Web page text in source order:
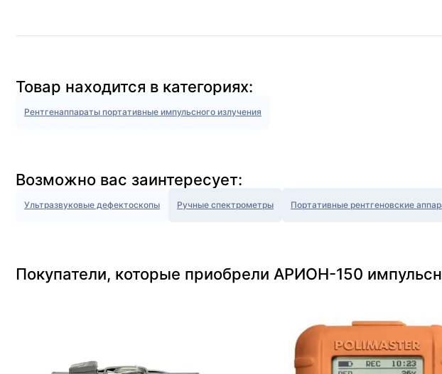
Товар находится в категориях:
Рентгенаппараты портативные импульсного излучения
Возможно вас заинтересует:
Ультразвуковые дефектоскопы Ручные спектрометры Портативные рентгеновские
Покупатели, которые приобрели АРИОН-150